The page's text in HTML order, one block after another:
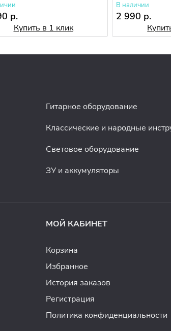
р.
Купить в 1 клик
В наличии
2 990 р.
Гитарное оборудование
Классические и народные
Световое оборудование
ЗУ и аккумуляторы
МОЙ КАБИНЕТ
Корзина
Избранное
История заказов
Регистрация
Политика конфиденциальности